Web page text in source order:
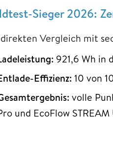
Sieger 2026:
Vergleich mit
921,6 Wh in
Effizienz: 10 von
volle
und EcoFlow STREAM